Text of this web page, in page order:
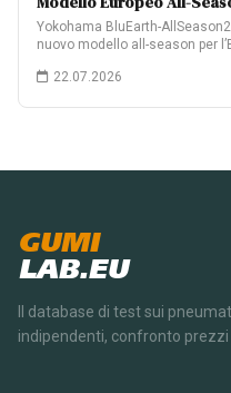
Yokohama BluEarth-
nuovo modello all-season per
22.07.2026
GUMI
LAB.EU
Il database di test sui
indipendenti, confronto prezzi